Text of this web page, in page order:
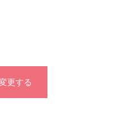
更する